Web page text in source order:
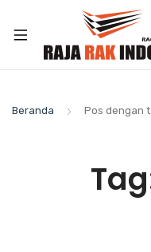
Beranda Pos dengan